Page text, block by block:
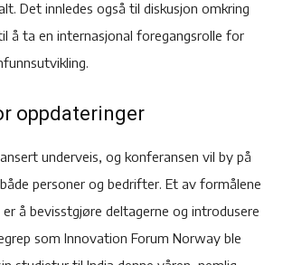
Det innledes også til diskusjon omkring
å ta en internasjonal foregangsrolle for
oppdateringer
underveis, og konferansen vil by på
personer og bedrifter. Et av formålene
å bevisstgjøre deltagerne og introdusere
som Innovation Forum Norway ble